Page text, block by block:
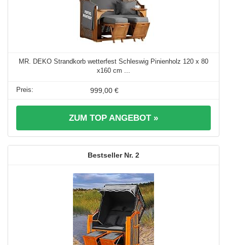
MR. DEKO Strandkorb wetterfest Schleswig Pinienholz 120 x 80
x160 cm ...
999,00 €
ZUM TOP ANGEBOT »
2